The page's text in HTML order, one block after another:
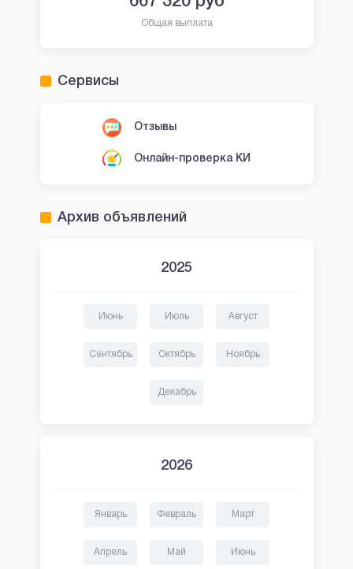
Общая выплата
Сервисы
Отзывы
Онлайн-проверка КИ
Архив объявлений
2025
Июнь Июль Август
Сентябрь Октябрь Ноябрь
Декабрь
2026
Январь Февраль Март
Апрель Май Июнь